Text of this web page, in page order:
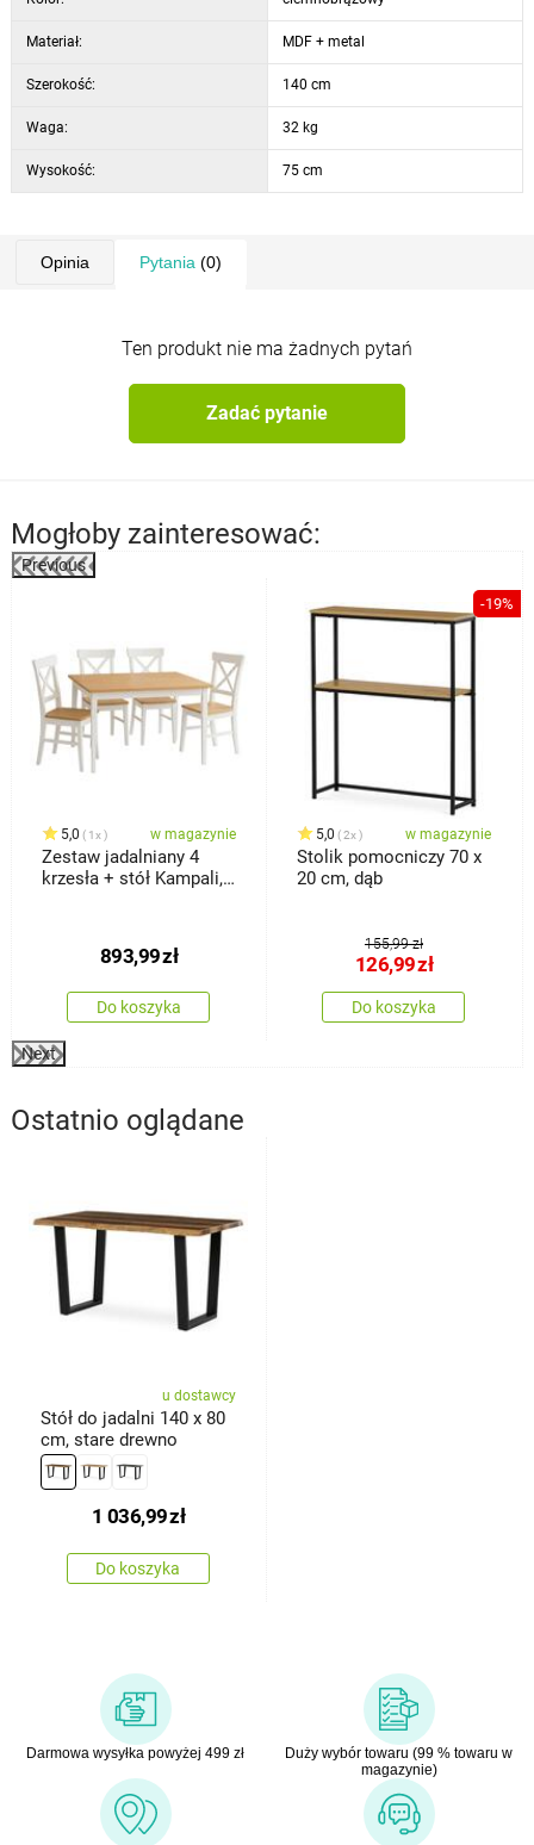
Materiał: MDF + metal
Szerokość: 140 cm
Waga: 32 kg
Wysokość: 75 cm
Opinia Pytania (0)
Ten produkt nie ma żadnych pytań
Zadać pytanie
Mogłoby zainteresować:
Previous
5,0 1x w magazynie
Zestaw jadalniany 4
krzesła + stół Kampali,
893,99zł
Do koszyka
-19%
5,0 2x w magazynie
Stolik pomocniczy 70 x
20 cm, dąb
155,99 zł
126,99zł
Do koszyka
Next
Ostatnio oglądane
u dostawcy
Stół do jadalni 140 x 80
cm, stare drewno
1 036,99zł
Do koszyka
Darmowa wysyłka powyżej 499 zł
Duży wybór towaru (99 % towaru w
magazynie)